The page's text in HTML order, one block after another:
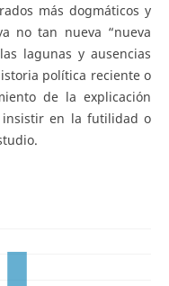
más dogmáticos y
no tan nueva “nueva
lagunas y ausencias
política reciente o
de la explicación
en la futilidad o